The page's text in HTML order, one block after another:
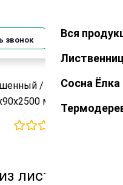
звонок Закрыть
Вся
Сосна Ёлка
/
Планкен
мм сорт Прима
лиственницы